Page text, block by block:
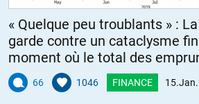
« Quelque peu troublants » :
garde contre un cataclysme
moment où le total des
négatif atteint 17 000 milliards
66 1046 FINANCE